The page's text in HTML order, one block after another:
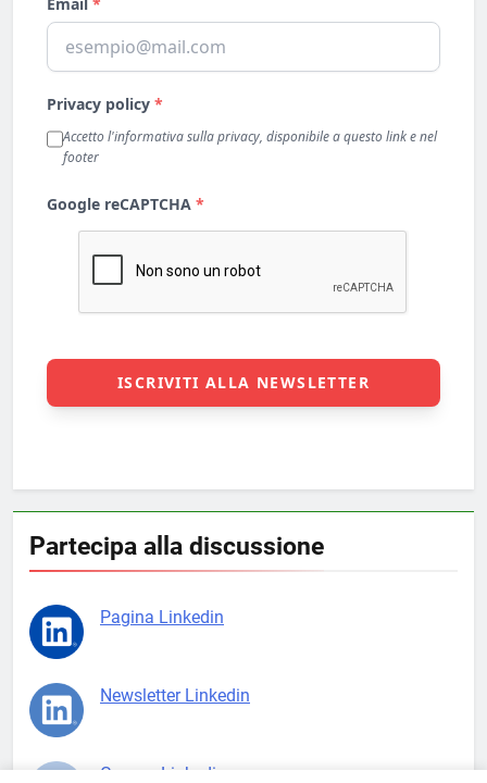
Partecipa alla discussione
Pagina Linkedin
Newsletter Linkedin
Gruppo Linkedin